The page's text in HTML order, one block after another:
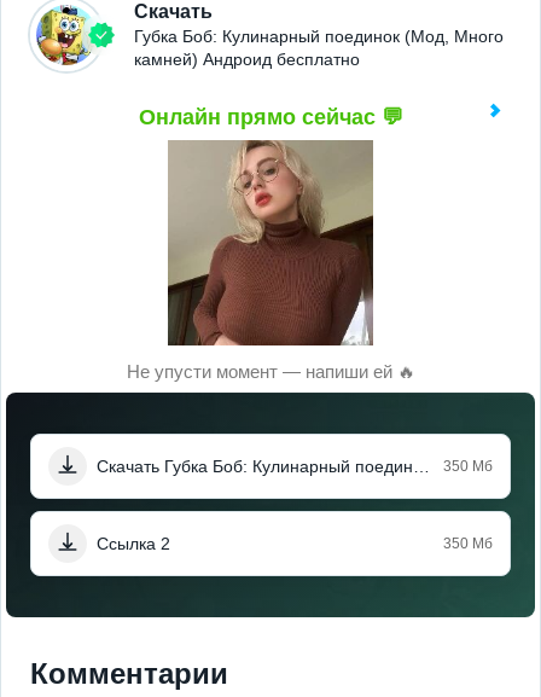
Скачать
Губка Боб: Кулинарный поединок (Мод, Много
камней) Андроид бесплатно
Онлайн прямо сейчас 💬
Не упусти момент — напиши ей 🔥
350 Мб
Ссылка 2 350 Мб
Комментарии